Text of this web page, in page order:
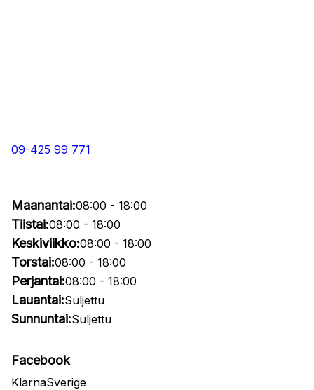
09-425 99 771
Maanantai:08:00 - 18:00
Tiistai:08:00 - 18:00
Keskiviikko:08:00 - 18:00
Torstai:08:00 - 18:00
Perjantai:08:00 - 18:00
Lauantai:Suljettu
Sunnuntai:Suljettu
Facebook
KlarnaSverige